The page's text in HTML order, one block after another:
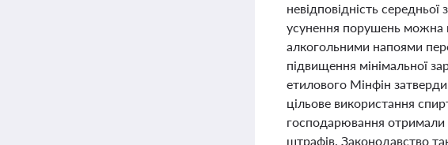
невідповідність
усунення порушень можна
алкогольними напоями
підвищення мінімальної
етилового Мінфін
цільове використання
господарювання
штрафів. Законодавство